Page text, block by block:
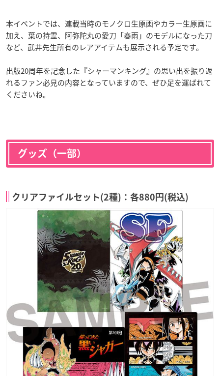
本イベントでは、連載当時のモノクロ生原画やカラー生原画に
加え、葉の持霊、阿弥陀丸の愛刀「春雨」のモデルになった刀
など、武井先生所有のレアアイテムも展示される予定です。
出版20周年を記念した『シャーマンキング』の思い出を振り返
れるファン必見の内容となっていますので、ぜひ足を運ばれて
くださいね。
グッズ（一部）
クリアファイルセット(2種)：各880円(税込)